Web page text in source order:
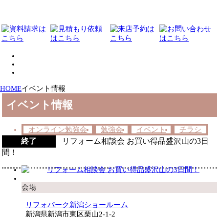
HOMEイベント情報
イベント情報
オンライン勉強会 勉強会 イベント チラシ
終了
リフォーム相談会 お買い得品盛沢山の3日
間！
会場
リフォパーク新潟ショールーム
新潟県新潟市東区栗山2-1-2